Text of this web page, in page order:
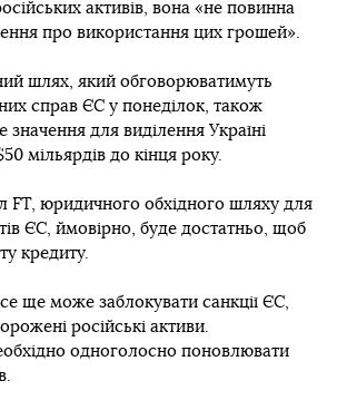
активів, вона «не повинна
про використання цих грошей».
шлях, який обговорюватимуть
справ ЄС у понеділок, також
для виділення Україні
мільярдів до кінця року.
FT, юридичного обхідного шляху для
ЄС, ймовірно, буде достатньо, щоб
кредиту.
ще може заблокувати санкції ЄС,
російські активи.
одноголосно поновлювати